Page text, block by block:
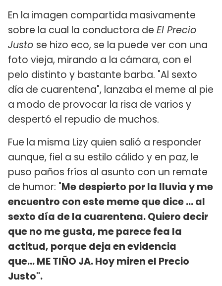
En la imagen compartida masivamente
sobre la cual la conductora de El Precio
Justo se hizo eco, se la puede ver con una
foto vieja, mirando a la cámara, con el
pelo distinto y bastante barba. "Al sexto
día de cuarentena", lanzaba el meme al pie
a modo de provocar la risa de varios y
despertó el repudio de muchos.
Fue la misma Lizy quien salió a responder
aunque, fiel a su estilo cálido y en paz, le
puso paños fríos al asunto con un remate
de humor: "Me despierto por la lluvia y me
encuentro con este meme que dice ... al
sexto día de la cuarentena. Quiero decir
que no me gusta, me parece fea la
actitud, porque deja en evidencia
que... ME TIÑO JA. Hoy miren el Precio
Justo".